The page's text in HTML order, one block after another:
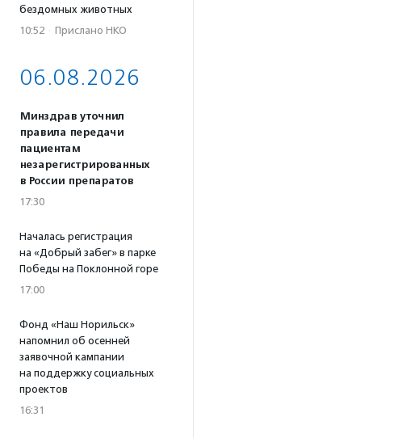
бездомных животных
10:52 · Прислано НКО
06.08.2026
Минздрав уточнил
правила передачи
пациентам
незарегистрированных
в России препаратов
17:30
Началась регистрация
на «Добрый забег» в парке
Победы на Поклонной горе
17:00
Фонд «Наш Норильск»
напомнил об осенней
заявочной кампании
на поддержку социальных
проектов
16:31